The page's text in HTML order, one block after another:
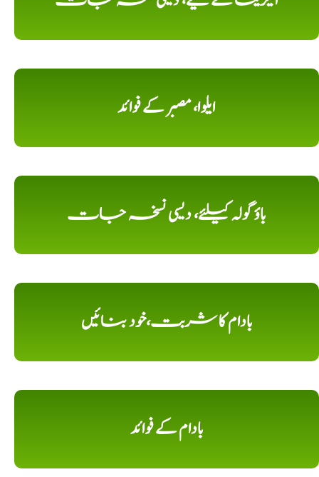
ایلوا، مصبر کے فوائد
باؤ گولہ کیلئے، دیسی نسخہ جات
بادام کا شربت،خود بنائیں
بادام کے فوائد